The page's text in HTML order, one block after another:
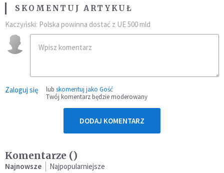
SKOMENTUJ ARTYKUŁ
Kaczyński: Polska powinna dostać z UE 500 mld
Zaloguj się lub skomentuj jako Gość
Twój komentarz będzie moderowany
DODAJ KOMENTARZ
Komentarze ()
Najnowsze Najpopularniejsze